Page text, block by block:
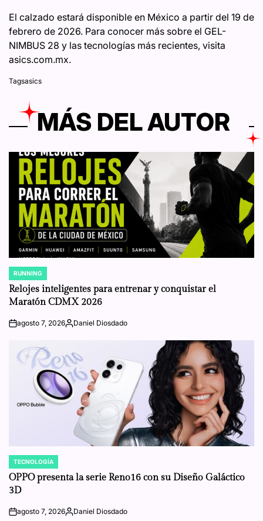
El calzado estará disponible en México a partir del 19 de
febrero de 2026. Para conocer más sobre el GEL-
NIMBUS 28 y las tecnologías más recientes, visita
asics.com.mx.
Tagsasics
MÁS DEL AUTOR
POSTED
IN
RUNNING
Relojes inteligentes para entrenar y conquistar el
Maratón CDMX 2026
onagosto 7, 2026Posted
Daniel Diosdado
POSTED
IN
TECNOLOGÍA
OPPO presenta la serie Reno16 con su Diseño Galáctico
3D
onagosto 7, 2026Posted
Daniel Diosdado